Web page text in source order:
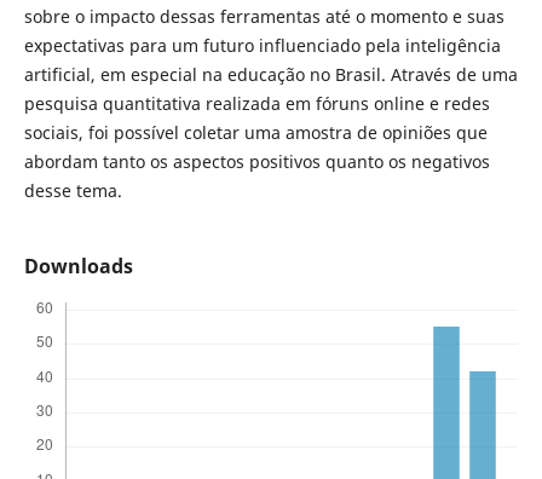
sobre o impacto dessas ferramentas até o momento e suas
expectativas para um futuro influenciado pela inteligência
artificial, em especial na educação no Brasil. Através de uma
pesquisa quantitativa realizada em fóruns online e redes
sociais, foi possível coletar uma amostra de opiniões que
abordam tanto os aspectos positivos quanto os negativos
desse tema.
Downloads